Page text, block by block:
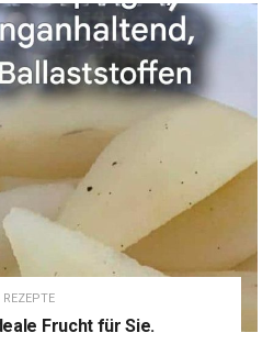
REZEPTE
Frucht für Sie.